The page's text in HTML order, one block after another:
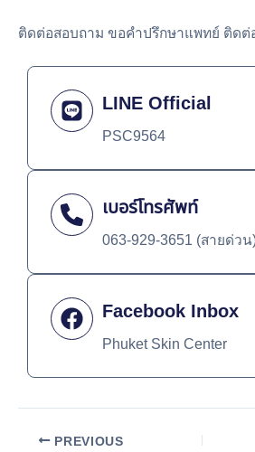
ติดต่อสอบถาม ขอคำปรึกษาแพทย์ ติด
LINE Official
PSC9564
เบอร์โทรศัพท์
063-929-3651 (สายด่วน
Facebook Inbox
Phuket Skin Center
PREVIOUS